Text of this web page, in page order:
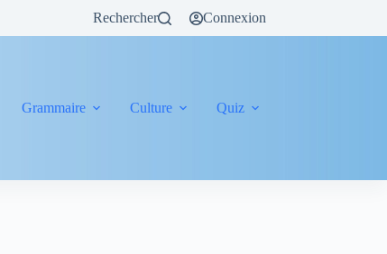
Rechercher Connexion
Grammaire Culture Quiz